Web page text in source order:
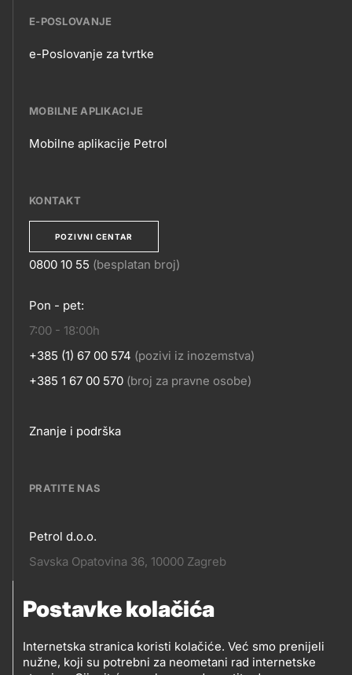
Postavke kolačića
Internetska stranica koristi kolačiće. Već smo prenijeli
nužne, koji su potrebni za neometani rad internetske
E-POSLOVANJE
POSLOVANJE
e-Poslovanje za tvrtke
MOBILNE APLIKACIJE
APLIKACIJE
Mobilne aplikacije Petrol
KONTAKT
POZIVNI CENTAR
KONTAKT
0800 10 55 (besplatan broj)
Pon - pet:
7:00 - 18:00h
+385 (1) 67 00 574 (pozivi iz inozemstva)
+385 1 67 00 570 (broj za pravne osobe)
Footer
Znanje i podrška
PRATITE NAS
Pratite
Petrol d.o.o.
Savska Opatovina 36, 10000 Zagreb
Pratite
nas
Social
PRATITE PETROL NA